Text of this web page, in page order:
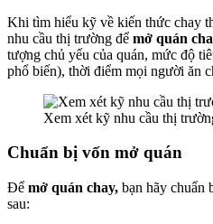
Khi tìm hiểu kỹ về kiến thức chay
nhu cầu thị trường để mở quán
tượng chủ yếu của quán, mức độ
phổ biến), thời điểm mọi người ăn
Xem xét kỹ nhu cầu thị
Chuẩn bị vốn mở quán
Để mở quán chay, bạn hãy chuẩn
sau: